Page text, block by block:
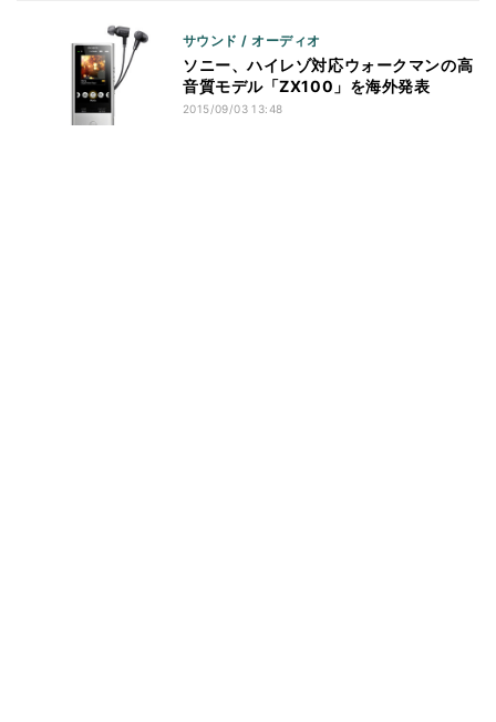
サウンド / オーディオ
ソニー、ハイレゾ対応ウォークマンの高
音質モデル「ZX100」を海外発表
2015/09/03 13:48